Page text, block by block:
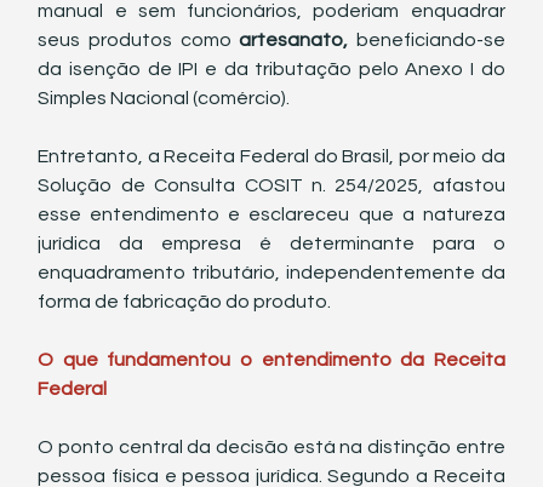
manual e sem funcionários, poderiam enquadrar
seus produtos como artesanato, beneficiando-se
da isenção de IPI e da tributação pelo Anexo I do
Simples Nacional (comércio).
Entretanto, a Receita Federal do Brasil, por meio da
Solução de Consulta COSIT n. 254/2025, afastou
esse entendimento e esclareceu que a natureza
jurídica da empresa é determinante para o
enquadramento tributário, independentemente da
forma de fabricação do produto.
O que fundamentou o entendimento da Receita
Federal
O ponto central da decisão está na distinção entre
pessoa física e pessoa jurídica. Segundo a Receita